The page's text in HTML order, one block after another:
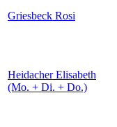
Griesbeck Rosi
Heidacher Elisabeth
(Mo. + Di. + Do.)